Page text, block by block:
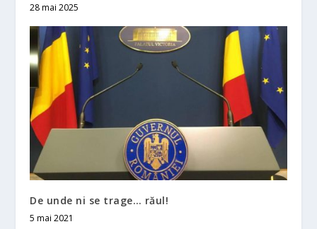
28 mai 2025
De unde ni se trage… răul!
5 mai 2021